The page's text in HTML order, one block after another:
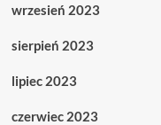
wrzesień 2023
sierpień 2023
lipiec 2023
czerwiec 2023